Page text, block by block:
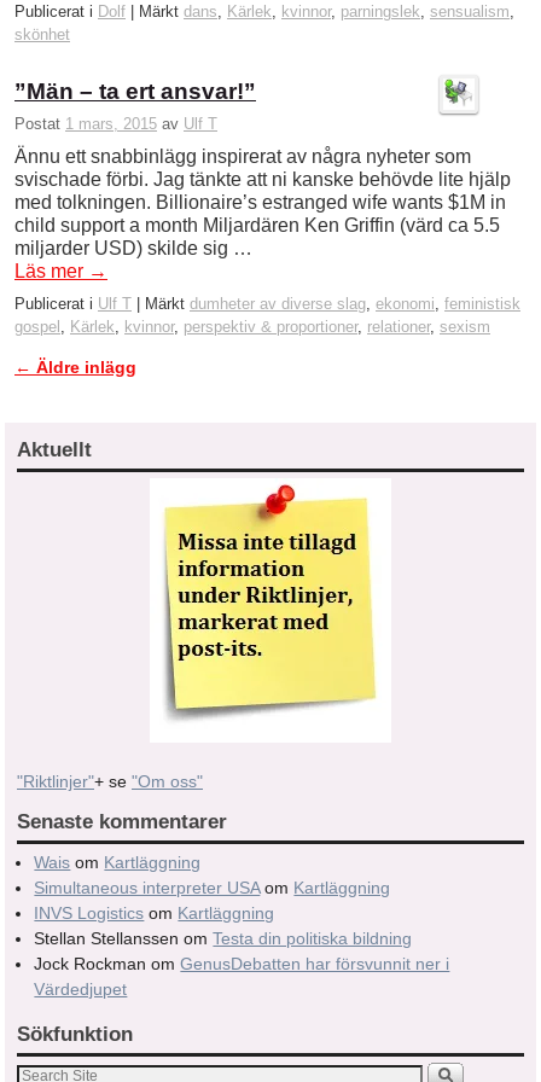
Publicerat i Dolf | Märkt dans Kärlek kvinnor, parningslek sensualism
skönhet
”Män – ta ert ansvar!”
Postat 1 mars, 2015 av Ulf T
Ännu ett snabbinlägg inspirerat av några nyheter som
svischade förbi. Jag tänkte att ni kanske behövde lite hjälp
med tolkningen. Billionaire’s estranged wife wants $1M in
child support a month Miljardären Ken Griffin (värd ca 5.5
miljarder USD) skilde sig …
Läs mer →
Publicerat i Ulf T Märkt dumheter av diverse slag, ekonomi, feministisk
gospel , Kärlek, kvinnor, perspektiv & proportioner, relationer, sexism
Inläggsnavigering
← Äldre inlägg
Aktuellt
"Riktlinjer"+ se "Om oss"
Senaste kommentarer
Wais om Kartläggning
Simultaneous interpreter USAom Kartläggning
INVS Logistics om Kartläggning
Stellan Stellanssen omTesta din politiska bildning
Jock Rockman omGenusDebatten har försvunnit ner i
Värdedjupet
Sökfunktion